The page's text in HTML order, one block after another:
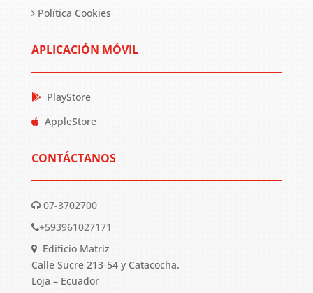
Política Cookies
APLICACIÓN MÓVIL
PlayStore
AppleStore
CONTÁCTANOS
07-3702700
+593961027171
Edificio Matriz
Calle Sucre 213-54 y Catacocha.
Loja – Ecuador